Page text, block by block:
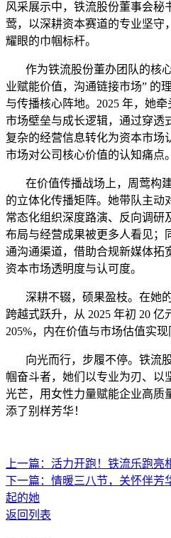
风采展示中，铁流股份董事会秘
莺，以深耕资本赛道的专业坚守
耀眼的巾帼标杆。
作为铁流股份董办团队的核心
业赋能价值，沟通链接市场” 的
与传播核心阵地。2025 年，她牵
市场壁垒与成长逻辑，通过穿透
复杂的经营信息转化为资本市场
市场对公司核心价值的认知痛点。
在价值传播战场上，周莺构建
的立体化传播矩阵。她带队主动
常态化组织深度路演、反向调研
布局与经营成果被更多人看见；
通沟通渠道，借助合规新媒体拓
资本市场透明度与认可度。
深耕不辍，硕果盈枝。在她
跨越式跃升，从 2025 年初 20 亿
205%，内在价值与市场估值实现
向光而行，步履不停。铁流
帼奋斗者，她们以专业为刃、以
光芒，用女性力量赋能企业高质
添了别样芳华！
上一篇：活力开跑！铁流乐跑亮
下一篇：情暖三八节，关怀伴芳
起的她
返回列表